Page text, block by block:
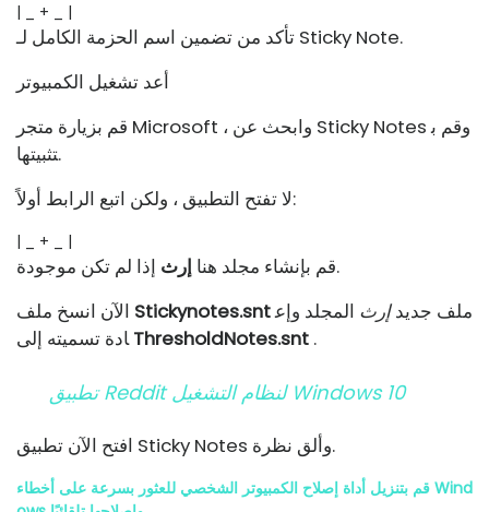
| _ + _ |
تأكد من تضمين اسم الحزمة الكامل لـ Sticky Note.
أعد تشغيل الكمبيوتر
قم بزيارة متجر Microsoft ، وابحث عن Sticky Notes وقم ب
تثبيتها.
لا تفتح التطبيق ، ولكن اتبع الرابط أولاً:
| _ + _ |
قم بإنشاء مجلد هنا إرث
إذا لم تكن موجودة.
Stickynotes.snt ملف جديدإرث المجلد وإع
ادة تسميته إلىThresholdNotes.snt .
تطبيق Reddit لنظام التشغيل Windows 10
افتح الآن تطبيق Sticky Notes وألق نظرة.
قم بتنزيل أداة إصلاح الكمبيوتر الشخصي للعثور بسرعة على أخطاء Wind